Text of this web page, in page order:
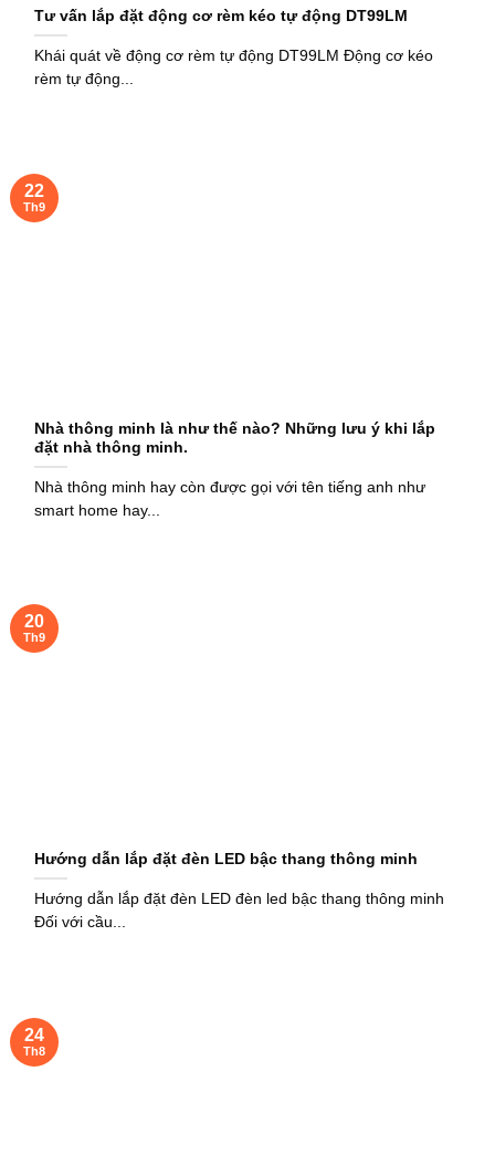
Tư vấn lắp đặt động cơ rèm kéo tự động DT99LM
Khái quát về động cơ rèm tự động DT99LM Động cơ kéo
rèm tự động...
Nhà thông minh là như thế nào? Những lưu ý khi lắp
đặt nhà thông minh.
Nhà thông minh hay còn được gọi với tên tiếng anh như
smart home hay...
22
Th9
Hướng dẫn lắp đặt đèn LED bậc thang thông minh
Hướng dẫn lắp đặt đèn LED đèn led bậc thang thông minh
Đối với cầu...
20
Th9
24
Th8